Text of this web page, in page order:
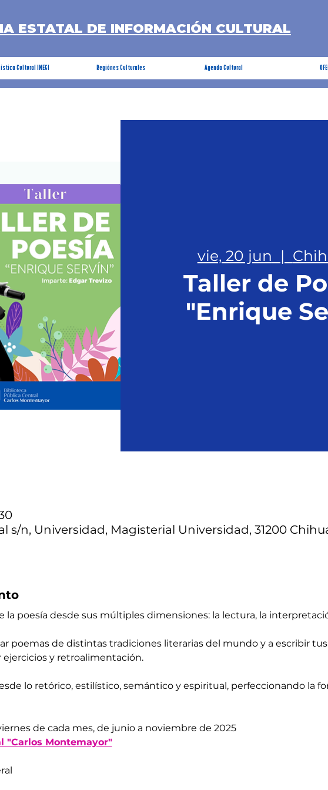
ESTATAL DE INFORMACIÓN CULTURAL
Cultural INEGI Regiónes Culturales Agenda Cultural
vie, 20 jun
  |
Taller de
"Enrique
s/n, Universidad, Magisterial Universidad, 31200
poesía desde sus múltiples dimensiones: la lectura, la
poemas de distintas tradiciones literarias del mundo y a escribir
y retroalimentación.
lo retórico, estilístico, semántico y espiritual, perfeccionando la
de cada mes, de junio a noviembre de 2025
"Carlos Montemayor"